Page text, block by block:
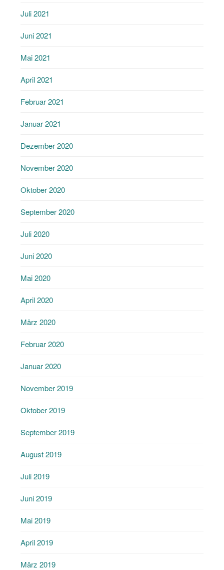
Juli 2021
Juni 2021
Mai 2021
April 2021
Februar 2021
Januar 2021
Dezember 2020
November 2020
Oktober 2020
September 2020
Juli 2020
Juni 2020
Mai 2020
April 2020
März 2020
Februar 2020
Januar 2020
November 2019
Oktober 2019
September 2019
August 2019
Juli 2019
Juni 2019
Mai 2019
April 2019
März 2019